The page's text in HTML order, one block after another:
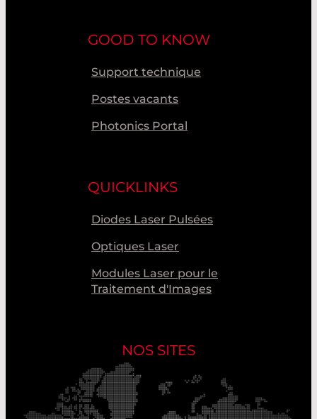
GOOD TO KNOW
Support technique
Postes vacants
Photonics Portal
QUICKLINKS
Diodes Laser Pulsées
Optiques Laser
Modules Laser pour le
Traitement d'Images
NOS SITES